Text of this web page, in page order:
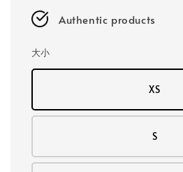
Authentic products
大小
XS
S